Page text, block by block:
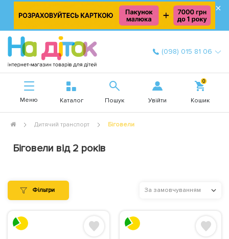
×
(098) 015 81 06
Меню Каталог Пошук Увійти
0
Кошик
Дитячий транспорт Біговели
Біговели від 2 років
Фільтри За замовчуванням